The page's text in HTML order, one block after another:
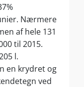
Nærmere
af hele 131
til 2015.
l.
en krydret og
ved